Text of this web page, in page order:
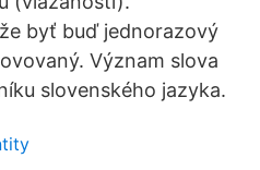
byť buď jednorazový
Význam slova
slovenského jazyka.